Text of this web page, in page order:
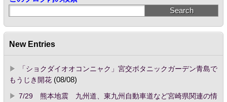
New Entries
「ショクダイオオコンニャク」宮交ボタニックガーデン青島で
もうじき開花(08/08)
7/29 熊本地震 九州道、東九州自動車道など宮崎県関連の情